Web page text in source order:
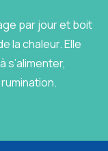
par jour et boit
la chaleur. Elle
s’alimenter,